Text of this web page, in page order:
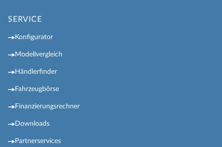
SERVICE
Konfigurator
Modellvergleich
Händlerfinder
Fahrzeugbörse
Finanzierungsrechner
Downloads
Partnerservices